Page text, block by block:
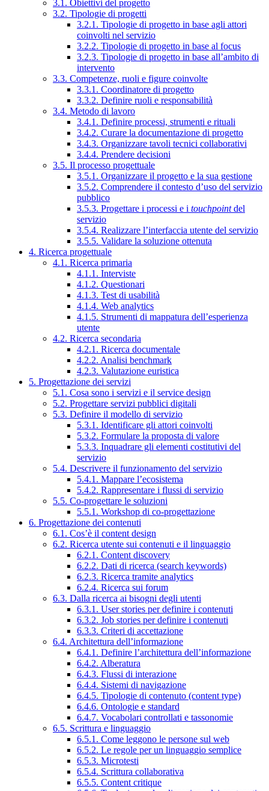
3.1. Obiettivi del progetto
3.2. Tipologie di progetti
3.2.1. Tipologie di progetto in base agli attori
coinvolti nel servizio
3.2.2. Tipologie di progetto in base al focus
3.2.3. Tipologie di progetto in base all’ambito di
intervento
3.3. Competenze, ruoli e figure coinvolte
3.3.1. Coordinatore di progetto
3.3.2. Definire ruoli e responsabilità
3.4. Metodo di lavoro
3.4.1. Definire processi, strumenti e rituali
3.4.2. Curare la documentazione di progetto
3.4.3. Organizzare tavoli tecnici collaborativi
3.4.4. Prendere decisioni
3.5. Il processo progettuale
3.5.1. Organizzare il progetto e la sua gestione
3.5.2. Comprendere il contesto d’uso del servizio
pubblico
3.5.3. Progettare i processi e i touchpointdel
servizio
3.5.4. Realizzare l’interfaccia utente del servizio
3.5.5. Validare la soluzione ottenuta
4. Ricerca progettuale
4.1. Ricerca primaria
4.1.1. Interviste
4.1.2. Questionari
4.1.3. Test di usabilità
4.1.4. Web analytics
4.1.5. Strumenti di mappatura dell’esperienza
utente
4.2. Ricerca secondaria
4.2.1. Ricerca documentale
4.2.2. Analisi benchmark
4.2.3. Valutazione euristica
5. Progettazione dei servizi
5.1. Cosa sono i servizi e il service design
5.2. Progettare servizi pubblici digitali
5.3. Definire il modello di servizio
5.3.1. Identificare gli attori coinvolti
5.3.2. Formulare la proposta di valore
5.3.3. Inquadrare gli elementi costitutivi del
servizio
5.4. Descrivere il funzionamento del servizio
5.4.1. Mappare l’ecosistema
5.4.2. Rappresentare i flussi di servizio
5.5. Co-progettare le soluzioni
5.5.1. Workshop di co-progettazione
6. Progettazione dei contenuti
6.1. Cos’è il content design
6.2. Ricerca utente sui contenuti e il linguaggio
6.2.1. Content discovery
6.2.2. Dati di ricerca (search keywords)
6.2.3. Ricerca tramite analytics
6.2.4. Ricerca sui forum
6.3. Dalla ricerca ai bisogni degli utenti
6.3.1. User stories per definire i contenuti
6.3.2. Job stories per definire i contenuti
6.3.3. Criteri di accettazione
6.4. Architettura dell’informazione
6.4.1. Definire l’architettura dell’informazione
6.4.2. Alberatura
6.4.3. Flussi di interazione
6.4.4. Sistemi di navigazione
6.4.5. Tipologie di contenuto (content type)
6.4.6. Ontologie e standard
6.4.7. Vocabolari controllati e tassonomie
6.5. Scrittura e linguaggio
6.5.1. Come leggono le persone sul web
6.5.2. Le regole per un linguaggio semplice
6.5.3. Microtesti
6.5.4. Scrittura collaborativa
6.5.5. Content critique